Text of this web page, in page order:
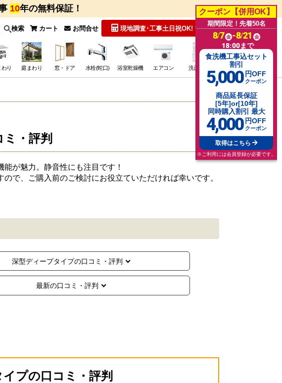
10年の無料保証！
検索 カート お問合せ 現地調査･工事土日祝OK! 無料見積
り 庭まわり 窓・ドア 水栓(蛇口) 浴室乾燥機 エアコン 洗面台 その他･特価
・評判
が魅力。静音性にも注目です！
で、ご購入前のご検討にお役立ていただければ幸いです。
深型ディープタイプの口コミ・評判
最新の口コミ・評判
イプの口コミ・評判
クーポン【併用OK】
期間限定！先着50名
8/7 金 -8/21 金
18:00まで
食洗機工事込セット
割引
5,000 円OFF
クーポン
商品延長保証
[5年]or[10年]
同時購入割引 最大
4,000 円OFF
クーポン
取得はこちら
※ご利用には会員登録が必要です。